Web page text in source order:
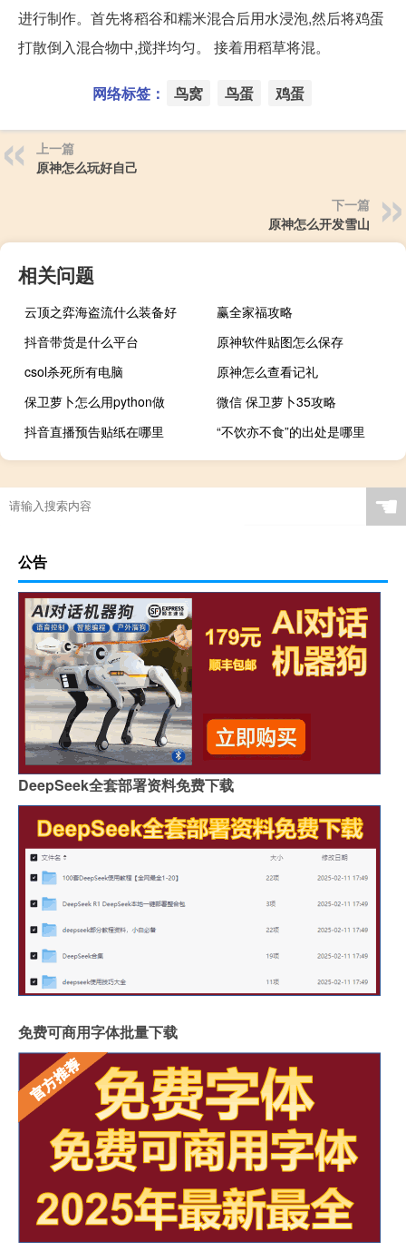
进行制作。首先将稻谷和糯米混合后用水浸泡,然后将鸡蛋
打散倒入混合物中,搅拌均匀。 接着用稻草将混。
网络标签： 鸟窝 鸟蛋 鸡蛋
上一篇
原神怎么玩好自己
下一篇
原神怎么开发雪山
相关问题
云顶之弈海盗流什么装备好
赢全家福攻略
抖音带货是什么平台
原神软件贴图怎么保存
csol杀死所有电脑
原神怎么查看记礼
保卫萝卜怎么用python做
微信 保卫萝卜35攻略
抖音直播预告贴纸在哪里
“不饮亦不食”的出处是哪里
☚
公告
DeepSeek全套部署资料免费下载
免费可商用字体批量下载